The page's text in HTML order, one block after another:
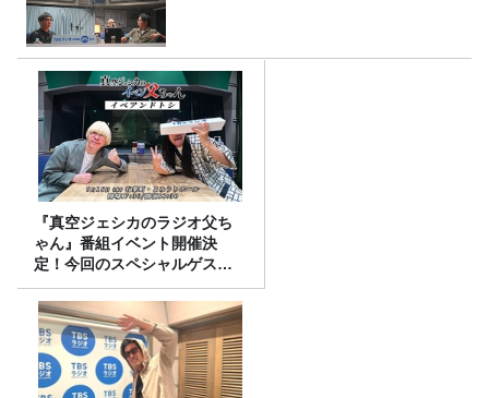
『真空ジェシカのラジオ父ち
ゃん』番組イベント開催決
定！今回のスペシャルゲスト
は、タカアンドトシ！